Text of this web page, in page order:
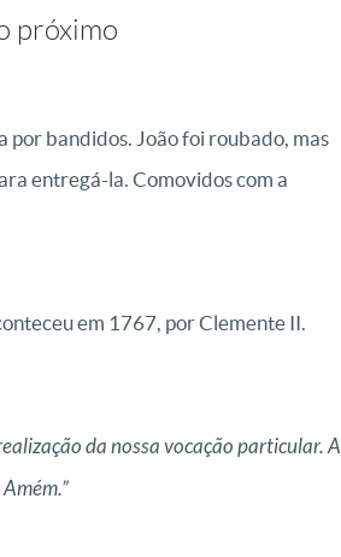
próximo
por bandidos. João foi roubado, mas
entregá-la. Comovidos com a
em 1767, por Clemente II.
da nossa vocação particular. A